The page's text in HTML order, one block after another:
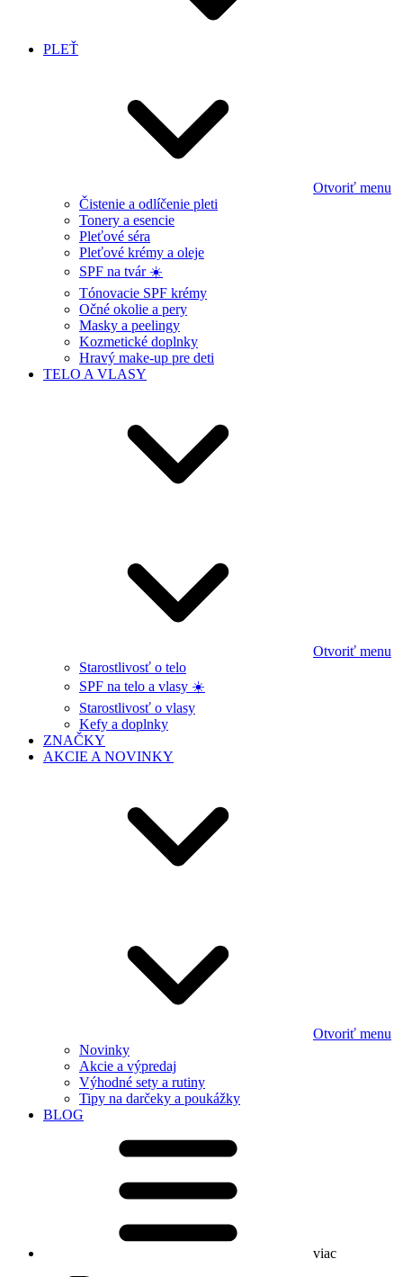
PLEŤ
Otvoriť menu
Čistenie a odlíčenie pleti
Tonery a esencie
Pleťové séra
Pleťové krémy a oleje
SPF na tvár ☀️
Tónovacie SPF krémy
Očné okolie a pery
Masky a peelingy
Kozmetické doplnky
Hravý make-up pre deti
TELO A VLASY
Otvoriť menu
Starostlivosť o telo
SPF na telo a vlasy ☀️
Starostlivosť o vlasy
Kefy a doplnky
ZNAČKY
AKCIE A NOVINKY
Otvoriť menu
Novinky
Akcie a výpredaj
Výhodné sety a rutiny
Tipy na darčeky a poukážky
BLOG
viac